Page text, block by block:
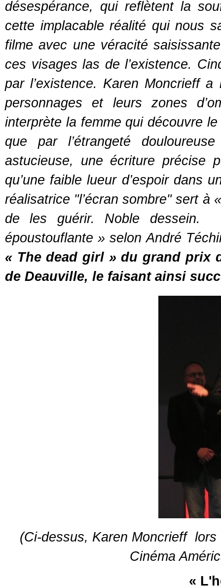
désespérance, qui reflètent la
cette implacable réalité qui nous
filme avec une véracité
ces visages las de l’existence.
par l’existence. Karen Moncrieff
personnages et leurs zones
interprète la femme qui découvre
que par l’étrangeté
astucieuse, une écriture précise
qu’une faible lueur d’espoir dans
réalisatrice "l’écran sombre" sert à
de les guérir. Noble dessein.
époustouflante » selon André
« The dead girl » du grand prix
de Deauville, le faisant ainsi
(Ci-dessus, Karen Moncrieff
Cinéma
«